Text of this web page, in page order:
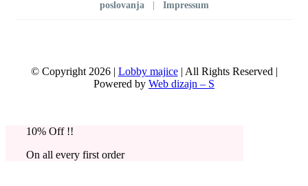
poslovanja Impressum
© Copyright 2026 | Lobby majice| All Rights Reserved |
Powered by Web dizajn – S
10% Off !!
On all every first order